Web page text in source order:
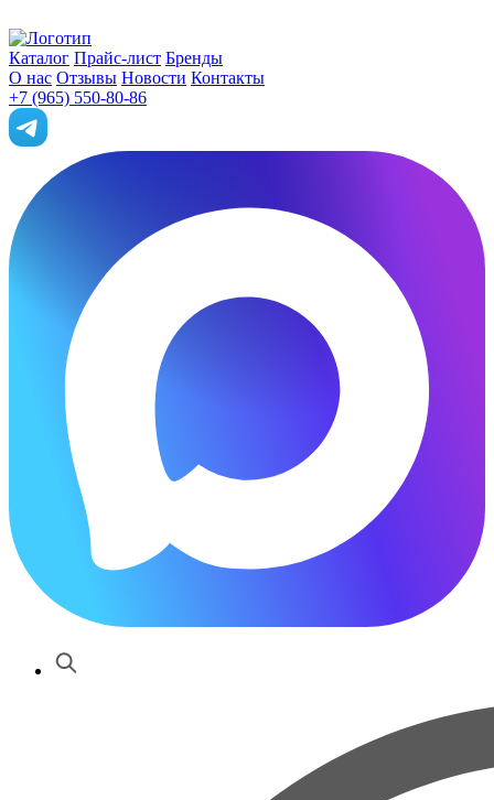
Каталог Прайс-лист Бренды
О нас Отзывы Новости Контакты
+7 (965) 550-80-86